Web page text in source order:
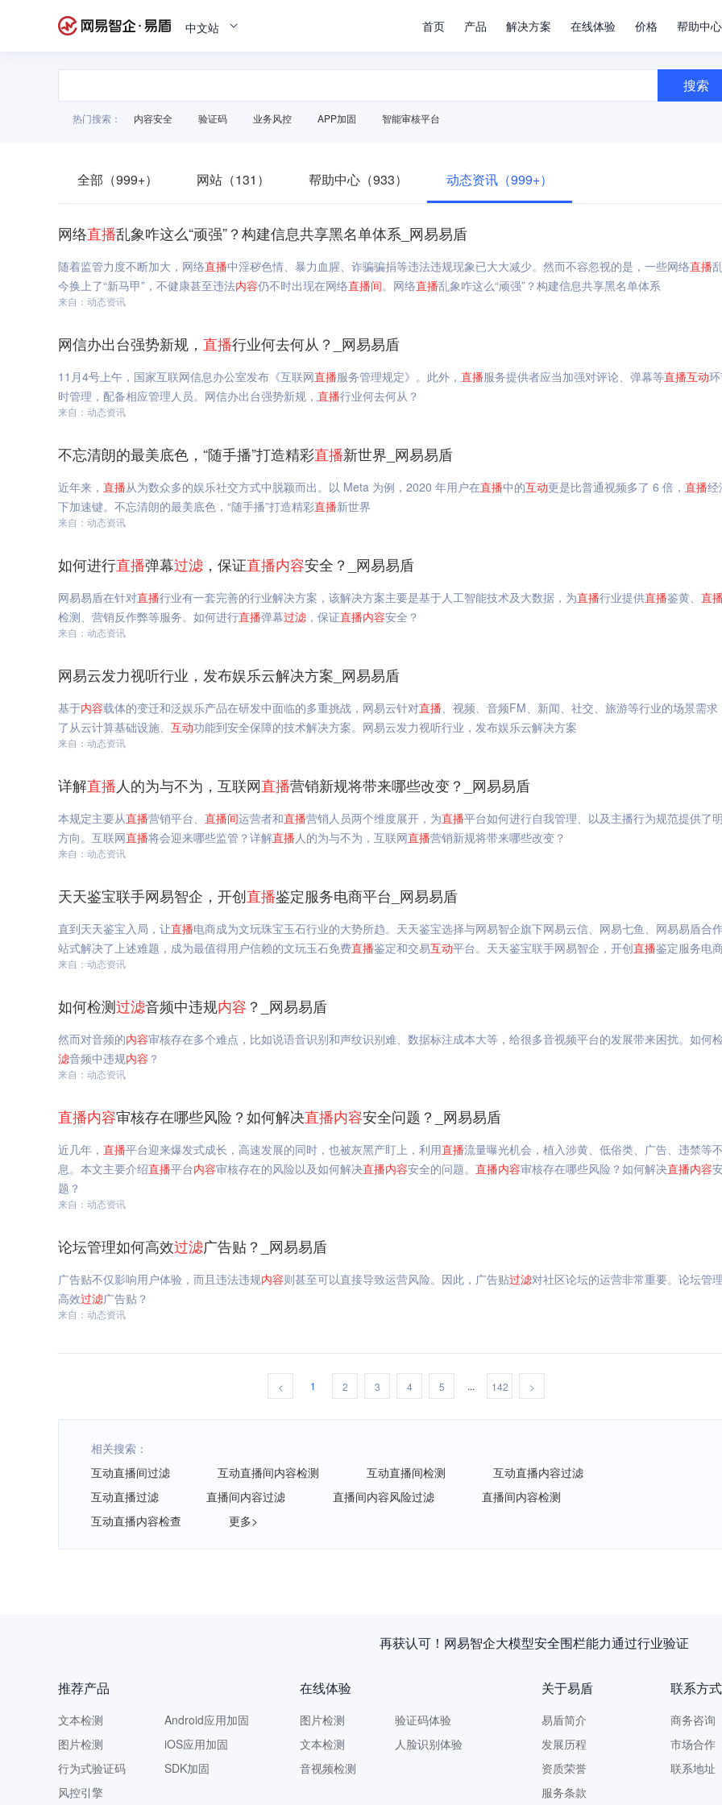
中文站 首页 产品 解决方案 在线体验 价格 帮助中心
搜索
热门搜索： 内容安全 验证码 业务风控 APP加固 智能审核平台
全部（999+） 网站（131） 帮助中心（933） 动态资讯（999+）
网络直播乱象咋这么“顽强”？构建信息共享黑名单体系_网易易盾
随着监管力度不断加大，网络直播中淫秽色情、暴力血腥、诈骗骗捐等违法违规现象已大大减少。然而不容忽视的是，一些网络直播
今换上了“新马甲”，不健康甚至违法内容仍不时出现在网络直播间。网络直播乱象咋这么“顽强”？构建信息共享黑名单体系
来自：动态资讯
网信办出台强势新规， 直播行业何去何从？_网易易盾
11月4号上午，国家互联网信息办公室发布《互联网直播服务管理规定》。此外， 直播服务提供者应当加强对评论、弹幕等直播互动
时管理，配备相应管理人员。网信办出台强势新规， 直播行业何去何从？
来自：动态资讯
不忘清朗的最美底色，“随手播”打造精彩直播新世界_网易易盾
近年来， 直播从为数众多的娱乐社交方式中脱颖而出。以 Meta 为例，2020 年用户在直播中的互动更是比普通视频多了 6 倍， 直播经
下加速键。不忘清朗的最美底色，“随手播”打造精彩直播新世界
来自：动态资讯
如何进行直播弹幕过滤 ，保证直播内容安全？_网易易盾
网易易盾在针对直播行业有一套完善的行业解决方案，该解决方案主要是基于人工智能技术及大数据，为直播行业提供直播鉴黄、 直播
检测、营销反作弊等服务。如何进行直播弹幕过滤 ，保证直播内容安全？
来自：动态资讯
网易云发力视听行业，发布娱乐云解决方案_网易易盾
基于内容载体的变迁和泛娱乐产品在研发中面临的多重挑战，网易云针对直播、视频、音频FM、新闻、社交、旅游等行业的场景需求
了从云计算基础设施、 互动功能到安全保障的技术解决方案。网易云发力视听行业，发布娱乐云解决方案
来自：动态资讯
详解直播人的为与不为，互联网直播营销新规将带来哪些改变？_网易易盾
本规定主要从直播营销平台、 直播间运营者和直播营销人员两个维度展开，为直播平台如何进行自我管理、以及主播行为规范提供了
方向。互联网直播将会迎来哪些监管？详解直播人的为与不为，互联网直播营销新规将带来哪些改变？
来自：动态资讯
天天鉴宝联手网易智企，开创直播鉴定服务电商平台_网易易盾
直到天天鉴宝入局，让直播电商成为文玩珠宝玉石行业的大势所趋。天天鉴宝选择与网易智企旗下网易云信、网易七鱼、网易易盾合
站式解决了上述难题，成为最值得用户信赖的文玩玉石免费直播鉴定和交易互动平台。天天鉴宝联手网易智企，开创直播鉴定服务电
来自：动态资讯
如何检测过滤音频中违规内容 ？_网易易盾
然而对音频的内容审核存在多个难点，比如说语音识别和声纹识别难、数据标注成本大等，给很多音视频平台的发展带来困扰。如何
滤音频中违规内容 ？
来自：动态资讯
直播内容审核存在哪些风险？如何解决直播内容安全问题？_网易易盾
近几年， 直播平台迎来爆发式成长，高速发展的同时，也被灰黑产盯上，利用直播流量曝光机会，植入涉黄、低俗类、广告、违禁等
息。本文主要介绍直播平台内容审核存在的风险以及如何解决直播内容安全的问题。 直播内容审核存在哪些风险？如何解决直播内容
题？
来自：动态资讯
论坛管理如何高效过滤广告贴？_网易易盾
广告贴不仅影响用户体验，而且违法违规内容则甚至可以直接导致运营风险。因此，广告贴过滤对社区论坛的运营非常重要。论坛管
高效过滤广告贴？
来自：动态资讯
< 1 2 3 4 5 ... 142 >
相关搜索：
互动直播间过滤
互动直播间内容检测 互动直播间检测
互动直播内容过滤
互动直播过滤
直播间内容过滤 直播间内容风险过滤
直播间内容检测
互动直播内容检查
更多>
再获认可！网易智企大模型安全围栏能力通过行业验证
推荐产品
文本检测
图片检测
行为式验证码
风控引擎
Android应用加固
iOS应用加固
SDK加固
在线体验
图片检测
文本检测
音视频检测
验证码体验
人脸识别体验
关于易盾
易盾简介
发展历程
资质荣誉
服务条款
联系方式
商务咨询
市场合作
联系地址